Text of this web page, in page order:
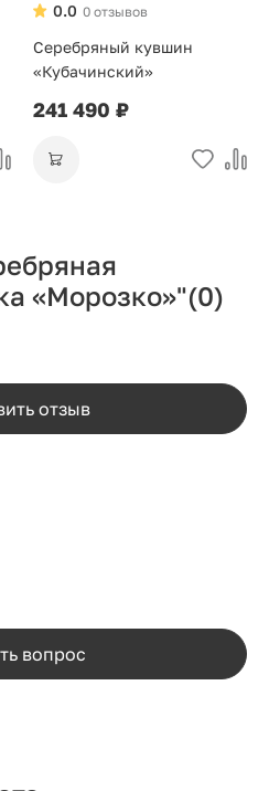
0 отзывов
0.0
Серебряный кувшин
«Кубачинский»
241 490 ₽
«Морозко»"(0)
отзыв
вопрос